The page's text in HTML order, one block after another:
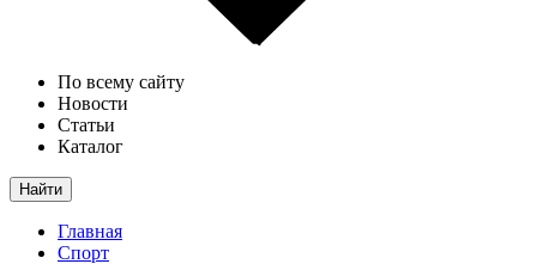
По всему сайту
Новости
Статьи
Каталог
Найти
Главная
Спорт